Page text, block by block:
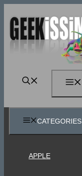
contenuto
CATEGORIES
APPLE